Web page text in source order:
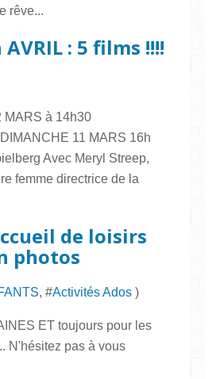
rêve...
: 5 films !!!!
MARS à 14h30
11 MARS 16h
Avec Meryl Streep,
femme directrice de la
de loisirs
photos
, #Activités Ados )
ET toujours pour les
N'hésitez pas à vous